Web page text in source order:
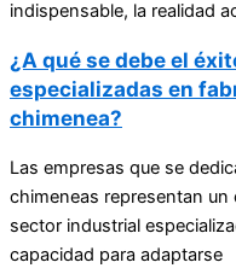
indispensable, la realidad
¿A qué se debe el
especializadas en
chimenea?
Las empresas que se
chimeneas representan
sector industrial
capacidad para adaptarse